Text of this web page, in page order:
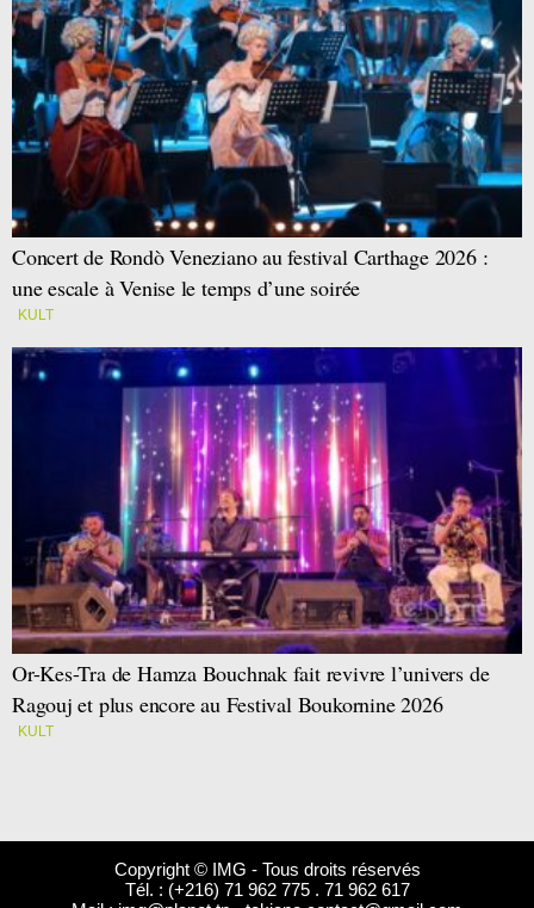
Concert de Rondò Veneziano au festival Carthage 2026 :
une escale à Venise le temps d’une soirée
KULT
Or-Kes-Tra de Hamza Bouchnak fait revivre l’univers de
Ragouj et plus encore au Festival Boukornine 2026
KULT
Copyright © IMG - Tous droits réservés
Tél. : (+216) 71 962 775 . 71 962 617